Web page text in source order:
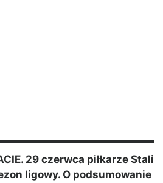
29 czerwca piłkarze Stali
ligowy. O podsumowanie